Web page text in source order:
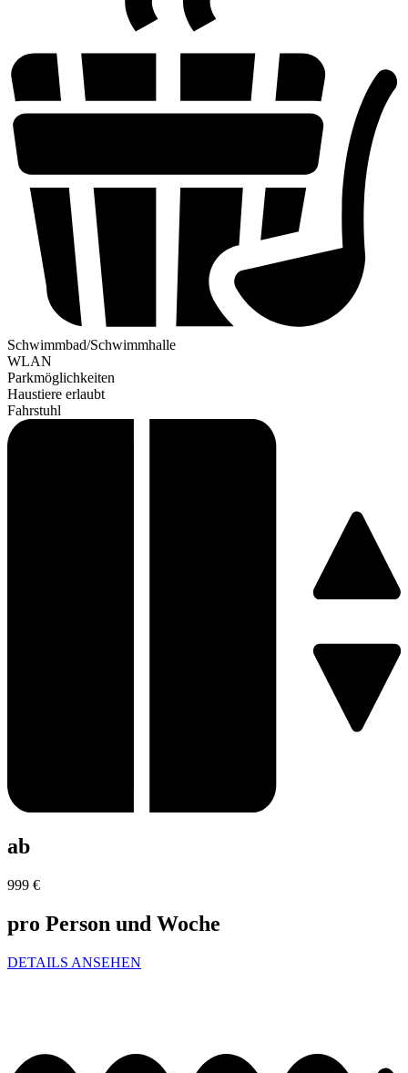
Schwimmbad/Schwimmhalle
WLAN
Parkmöglichkeiten
Haustiere erlaubt
Fahrstuhl
ab
999 €
pro Person und Woche
DETAILS ANSEHEN